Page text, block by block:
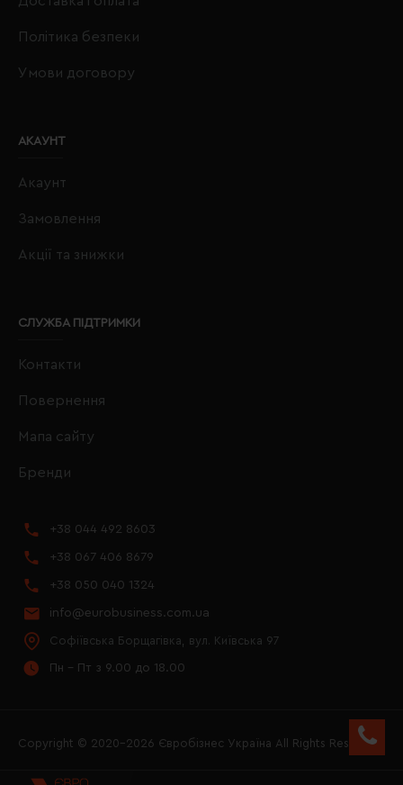
Політика безпеки
Умови договору
АКАУНТ
Акаунт
Замовлення
Акції та знижки
СЛУЖБА ПІДТРИМКИ
Контакти
Повернення
Мапа сайту
Бренди
+38 044 492 8603
+38 067 406 8679
+38 050 040 1324
info@eurobusiness.com.ua
Софіївська Борщагівка, вул. Київська 97
Пн - Пт з 9.00 до 18.00
Copyright © 2020–2026 Євробізнес Україна All Rights Reserved